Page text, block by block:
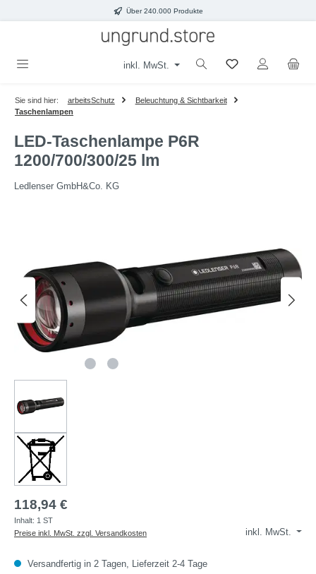
Zum Hauptinhalt springen Über 240.000 Produkte
inkl. MwSt.
Sie sind hier: arbeitsSchutz
Beleuchtung & Sichtbarkeit
Taschenlampen
LED-Taschenlampe P6R
1200/700/300/25 lm
Ledlenser GmbH&Co. KG
118,94 €
Inhalt: 1 ST
inkl. MwSt.
Preise inkl. MwSt. zzgl. Versandkosten
Versandfertig in 2 Tagen, Lieferzeit 2-4 Tage